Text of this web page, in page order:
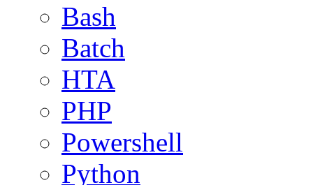
Bash
Batch
HTA
PHP
Powershell
Python